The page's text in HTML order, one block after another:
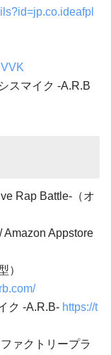
スマイク -A.R.B
Rap Battle-（オ
Amazon Appstore
）
ク -A.R.B- https://t
ァクトリープラ